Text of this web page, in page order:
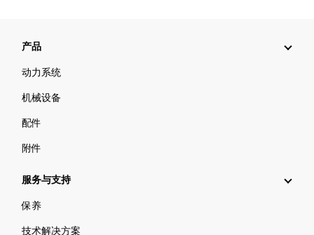
产品
动力系统
机械设备
配件
附件
服务与支持
保养
技术解决方案